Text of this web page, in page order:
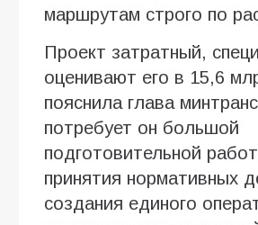
маршрутам строго по
Проект затратный,
оценивают его в 15,6
пояснила глава
потребует он большой
подготовительной
принятия нормативных
создания единого